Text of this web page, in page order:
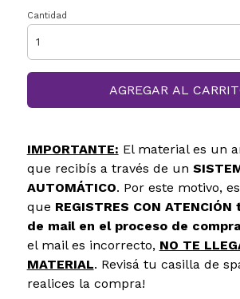
Cantidad
AGREGAR AL
IMPORTANTE: El material es un
que recibís a través de un
AUTOMÁTICO. Por este motivo,
que REGISTRES CON
de mail en el proceso de
el mail es incorrecto, NO TE
MATERIAL. Revisá tu casilla de
realices la compra!